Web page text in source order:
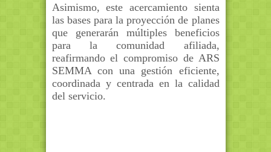
Asimismo, este acercamiento sienta
las bases para la proyección de planes
que generarán múltiples beneficios
para la comunidad afiliada,
reafirmando el compromiso de ARS
SEMMA con una gestión eficiente,
coordinada y centrada en la calidad
del servicio.